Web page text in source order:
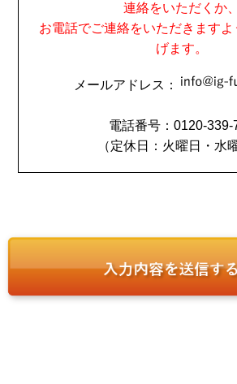
連絡をいただくか、
お電話でご連絡をいただきます
げます。
メールアドレス：
電話番号：0120-339-
（定休日：火曜日・水